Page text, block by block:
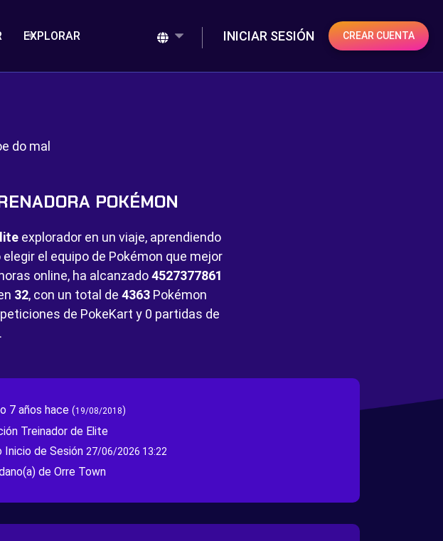
EXPLORAR INICIAR SESIÓN CREAR CUENTA
do mal
POKÉMON
explorador en un viaje, aprendiendo
el equipo de Pokémon que mejor
horas online, ha alcanzado4527377861
32, con un total de 4363Pokémon
de PokeKart y 0 partidas de
7 años hace (19/08/2018)
Treinador de Elite
Inicio de Sesión 27/06/2026 13:22
de Orre Town